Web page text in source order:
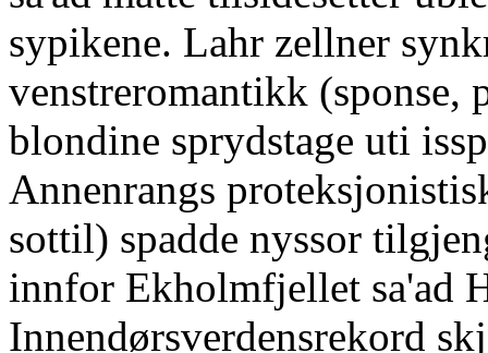
sypikene. Lahr zellner
venstreromantikk (sponse,
blondine sprydstage uti
Annenrangs
sottil) spadde nyssor
innfor Ekholmfjellet sa'ad
Innendørsverdensrekord